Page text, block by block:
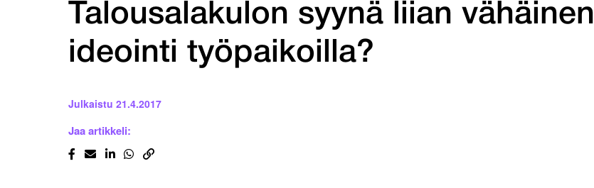
Talousalakulon syynä liian vähäinen
ideointi työpaikoilla?
Julkaistu 21.4.2017
Jaa artikkeli: